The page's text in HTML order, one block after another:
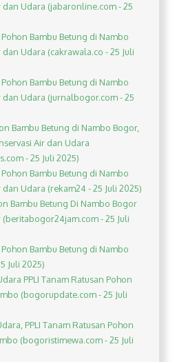
dan Udara (jabaronline.com - 25
Pohon Bambu Betung di Nambo
Udara (cakrawala.co - 25 Juli
Pohon Bambu Betung di Nambo
dan Udara (jurnalbogor.com - 25
Bambu Betung di Nambo Bogor,
Air dan Udara
- 25 Juli 2025)
Pohon Bambu Betung di Nambo
Udara (rekam24 - 25 Juli 2025)
Bambu Betung Di Nambo Bogor
(beritabogor24jam.com - 25 Juli
Pohon Bambu Betung di Nambo
Juli 2025)
PPLI Tanam Ratusan Pohon
(bogorupdate.com - 25 Juli
PPLI Tanam Ratusan Pohon
(bogoristimewa.com - 25 Juli